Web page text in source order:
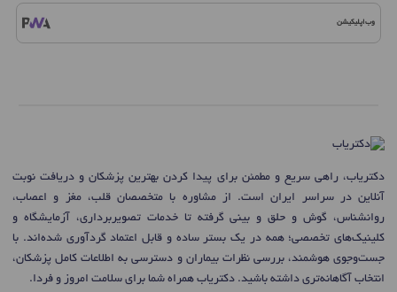
وب‌اپلیکیشن
دکتریاب، راهی سریع و مطمئن برای پیدا کردن بهترین پزشکان و دریافت نوبت
آنلاین در سراسر ایران است. از مشاوره با متخصصان قلب، مغز و اعصاب،
روانشناس، گوش و حلق و بینی گرفته تا خدمات تصویربرداری، آزمایشگاه و
کلینیک‌های تخصصی؛ همه در یک بستر ساده و قابل اعتماد گردآوری شده‌اند. با
جست‌وجوی هوشمند، بررسی نظرات بیماران و دسترسی به اطلاعات کامل پزشکان،
انتخاب آگاهانه‌تری داشته باشید. دکتریاب همراه شما برای سلامت امروز و فردا.